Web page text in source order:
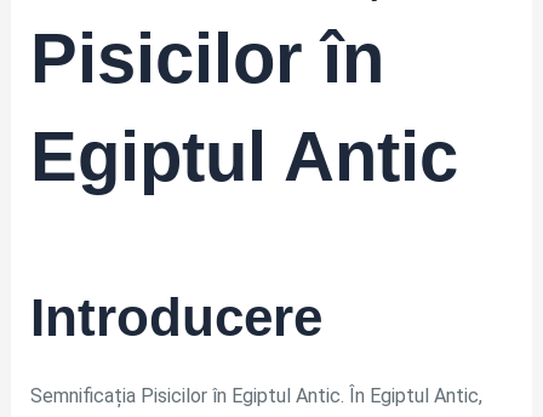
Pisicilor în
Egiptul Antic
Introducere
Semnificația Pisicilor în Egiptul Antic. În Egiptul Antic,